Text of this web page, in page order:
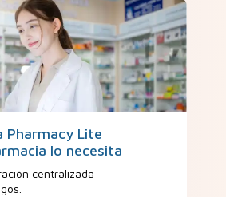
Pharmacy Lite
lo necesita
centralizada